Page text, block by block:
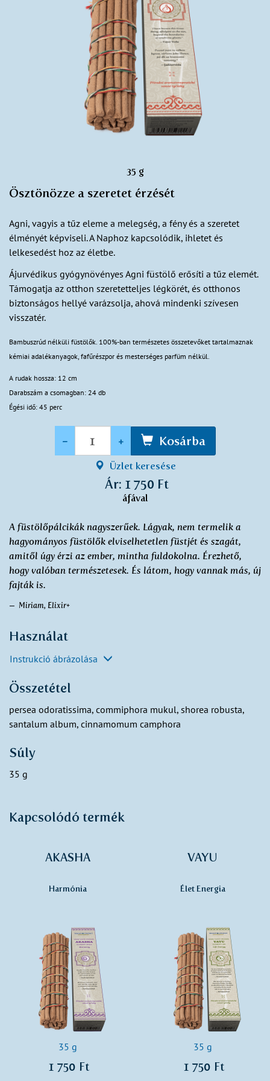
35 g
Ösztönözze a szeretet érzését
Agni, vagyis a tűz eleme a melegség, a fény és a szeretet
élményét képviseli. A Naphoz kapcsolódik, ihletet és
lelkesedést hoz az életbe.
Ájurvédikus gyógynövényes Agni füstölő erősíti a tűz elemét.
Támogatja az otthon szeretetteljes légkörét, és otthonos
biztonságos hellyé varázsolja, ahová mindenki szívesen
visszatér.
Bambuszrúd nélküli füstölők. 100%-ban természetes összetevőket tartalmaznak
kémiai adalékanyagok, fafűrészpor és mesterséges parfüm nélkül.
A rudak hossza: 12 cm
Darabszám a csomagban: 24 db
Égési idő: 45 perc
- + Kosárba
Üzlet keresése
Ár: 1 750 Ft
áfával
A füstölőpálcikák nagyszerűek. Lágyak, nem termelik a
hagyományos füstölők elviselhetetlen füstjét és szagát,
amitől úgy érzi az ember, mintha fuldokolna. Érezhető,
hogy valóban természetesek. És látom, hogy vannak más, új
fajták is.
Miriam, Elixir+
Használat
Instrukció ábrázolása
Összetétel
persea odoratissima, commiphora mukul, shorea robusta,
santalum album, cinnamomum camphora
Súly
35 g
Kapcsolódó termék
AKASHA
Harmónia
35 g
1 750 Ft
VAYU
Élet Energia
35 g
1 750 Ft